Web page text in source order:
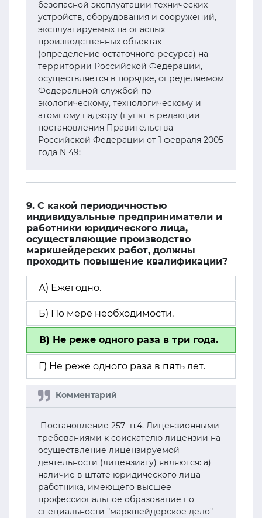
безопасной эксплуатации технических
устройств, оборудования и сооружений,
эксплуатируемых на опасных
производственных объектах
(определение остаточного ресурса) на
территории Российской Федерации,
осуществляется в порядке, определяемом
Федеральной службой по
экологическому, технологическому и
атомному надзору (пункт в редакции
постановления Правительства
Российской Федерации от 1 февраля 2005
года N 49;
9. С какой периодичностью
индивидуальные предприниматели и
работники юридического лица,
осуществляющие производство
маркшейдерских работ, должны
проходить повышение квалификации?
А) Ежегодно.
Б) По мере необходимости.
В) Не реже одного раза в три года.
Г) Не реже одного раза в пять лет.
Постановление 257 п.4. Лицензионными
требованиями к соискателю лицензии на
осуществление лицензируемой
деятельности (лицензиату) являются: а)
наличие в штате юридического лица
работника, имеющего высшее
профессиональное образование по
специальности "маркшейдерское дело"